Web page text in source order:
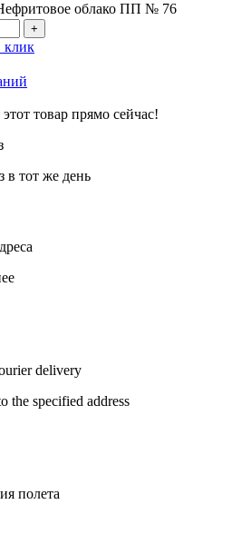
облако ПП № 76
клик
товар прямо сейчас!
в тот же день
delivery
specified address
полета